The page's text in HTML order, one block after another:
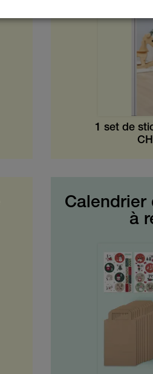
1 set de
Calendrier
à